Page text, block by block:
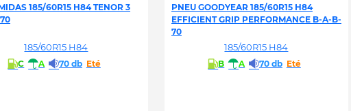
185/60R15 H84 TENOR 3
185/60R15 H84
C A 70 db Eté
PNEU GOODYEAR 185/60R15 H84
EFFICIENT GRIP PERFORMANCE B-A-B-
70
185/60R15 H84
B A 70 db Eté